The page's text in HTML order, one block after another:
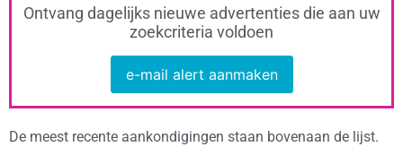
Ontvang dagelijks nieuwe advertenties die aan uw
zoekcriteria voldoen
e-mail alert aanmaken
De meest recente aankondigingen staan bovenaan de lijst.